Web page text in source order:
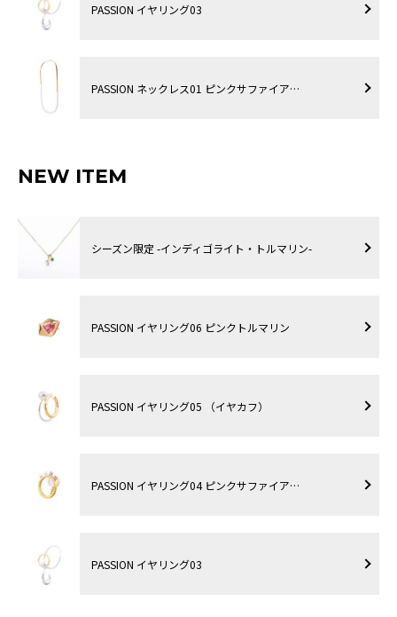
PASSION イヤリング03
PASSION ネックレス01 ピンクサファイア…
NEW ITEM
シーズン限定 -インディゴライト・トルマリン-
PASSION イヤリング06 ピンクトルマリン
PASSION イヤリング05 （イヤカフ）
PASSION イヤリング04 ピンクサファイア…
PASSION イヤリング03